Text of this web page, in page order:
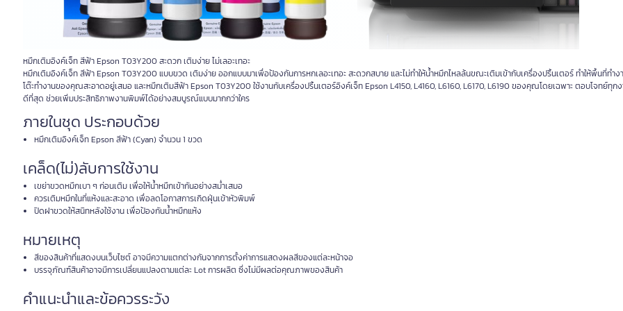
หมึกเติมอิงค์เจ็ท สีฟ้า Epson T03Y200 สะดวก เติมง่าย ไม่เลอะเทอะ
หมึกเติมอิงค์เจ็ท สีฟ้า Epson T03Y200 แบบขวด เติมง่าย ออกแบบมาเพื่อป้องกันการหกเลอะเทอะ สะดวกสบาย และไม่ทำให้น้ำหมึกไหลล้นขณะเติมเข้ากับเครื่องปริ้นเตอร์ ทำให้พื้นที่ทำ
โต๊ะทำงานของคุณสะอาดอยู่เสมอ และหมึกเติมสีฟ้า Epson T03Y200 ใช้งานกับเครื่องปริ้นเตอร์อิงค์เจ็ท Epson L4150, L4160, L6160, L6170, L6190 ของคุณโดยเฉพาะ ตอบโจทย์ทุ
ดีที่สุด ช่วยเพิ่มประสิทธิภาพงานพิมพ์ได้อย่างสมบูรณ์แบบมากกว่าใคร
ภายในชุด ประกอบด้วย
หมึกเติมอิงค์เจ็ท Epson สีฟ้า (Cyan) จำนวน 1 ขวด
เคล็ด(ไม่)ลับการใช้งาน
เขย่าขวดหมึกเบา ๆ ก่อนเติม เพื่อให้น้ำหมึกเข้ากันอย่างสม่ำเสมอ
ควรเติมหมึกในที่แห้งและสะอาด เพื่อลดโอกาสการเกิดฝุ่นเข้าหัวพิมพ์
ปิดฝาขวดให้สนิทหลังใช้งาน เพื่อป้องกันน้ำหมึกแห้ง
หมายเหตุ
สีของสินค้าที่แสดงบนเว็บไซต์ อาจมีความแตกต่างกันจากการตั้งค่าการแสดงผลสีของแต่ละหน้าจอ
บรรจุภัณฑ์สินค้าอาจมีการเปลี่ยนแปลงตามแต่ละ Lot การผลิต ซึ่งไม่มีผลต่อคุณภาพของสินค้า
คำแนะนำและข้อควรระวัง